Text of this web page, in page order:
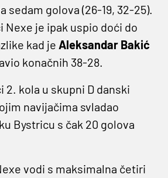
sedam golova (26-19, 32-25).
Nexe je ipak uspio doći do
kad je Aleksandar Bakić
konačnih 38-28.
2. kola u skupni D danski
navijačima svladao
Bystricu s čak 20 golova
vodi s maksimalna četiri